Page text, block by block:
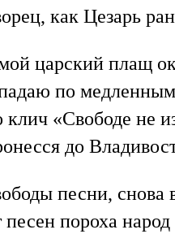
как Цезарь
царский плащ
по
клич «Свободе не
до
песни, снова
песен пороха народ